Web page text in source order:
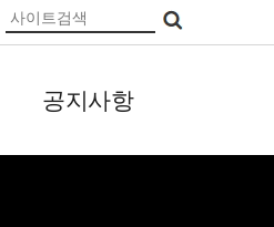
공지사항